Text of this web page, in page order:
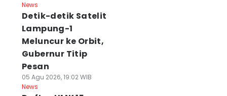
News
Detik-detik Satelit
Lampung-1
Meluncur ke Orbit,
Gubernur Titip
Pesan
05 Agu 2026, 19:02 WIB
News